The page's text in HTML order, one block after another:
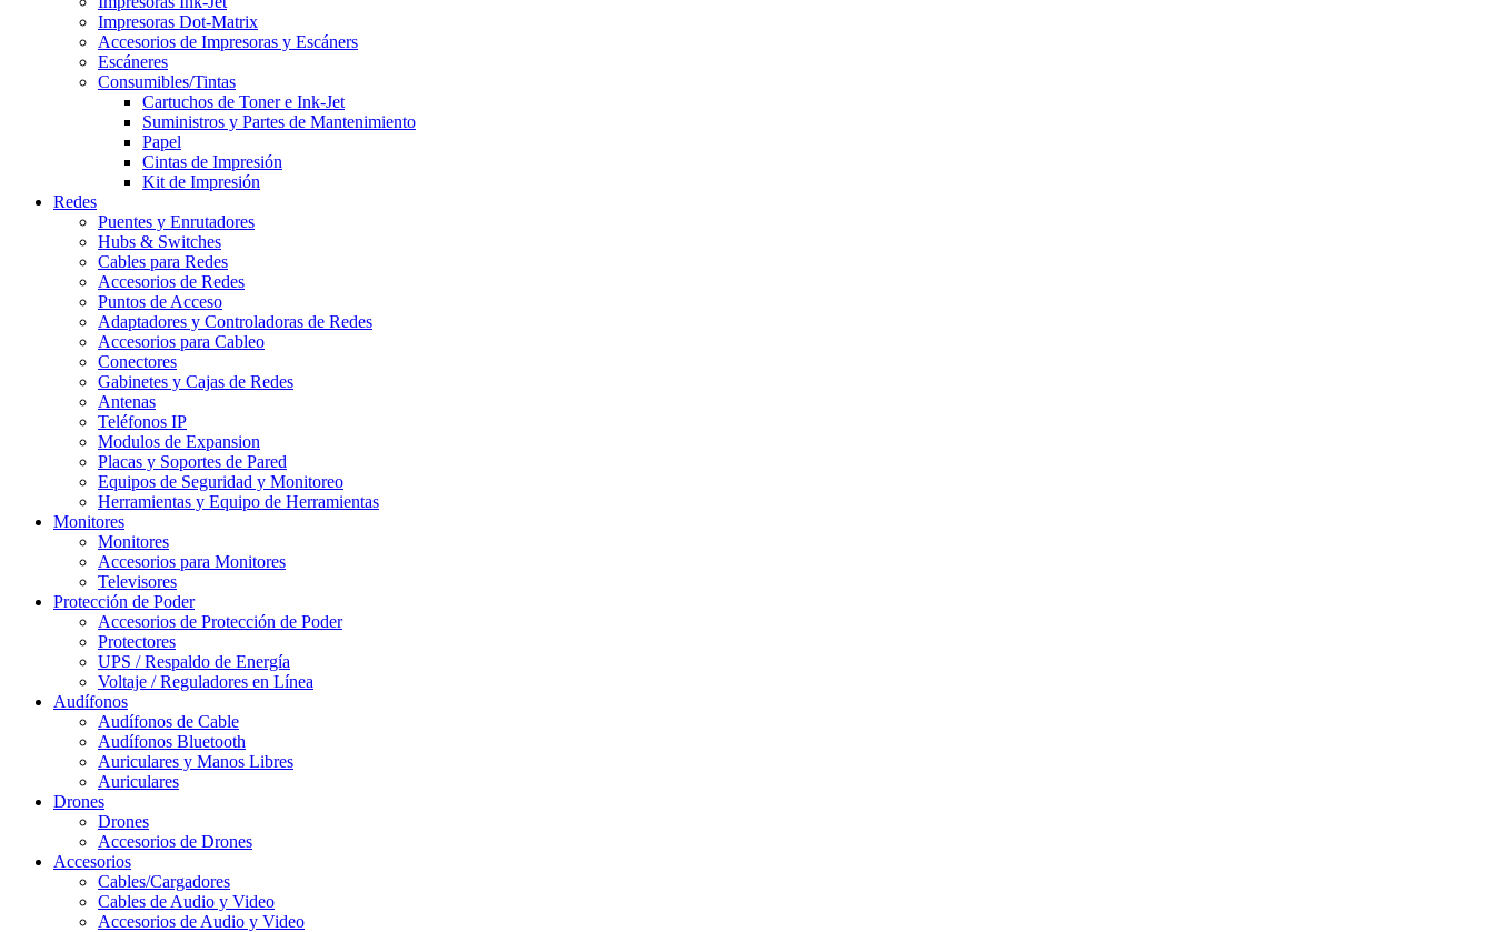
Impresoras Dot-Matrix
Accesorios de Impresoras y Escáners
Escáneres
Consumibles/Tintas
Cartuchos de Toner e Ink-Jet
Suministros y Partes de Mantenimiento
Papel
Cintas de Impresión
Kit de Impresión
Redes
Puentes y Enrutadores
Hubs & Switches
Cables para Redes
Accesorios de Redes
Puntos de Acceso
Adaptadores y Controladoras de Redes
Accesorios para Cableo
Conectores
Gabinetes y Cajas de Redes
Antenas
Teléfonos IP
Modulos de Expansion
Placas y Soportes de Pared
Equipos de Seguridad y Monitoreo
Herramientas y Equipo de Herramientas
Monitores
Monitores
Accesorios para Monitores
Televisores
Protección de Poder
Accesorios de Protección de Poder
Protectores
UPS / Respaldo de Energía
Voltaje / Reguladores en Línea
Audífonos
Audífonos de Cable
Audífonos Bluetooth
Auriculares y Manos Libres
Auriculares
Drones
Drones
Accesorios de Drones
Accesorios
Cables/Cargadores
Cables de Audio y Video
Accesorios de Audio y Video